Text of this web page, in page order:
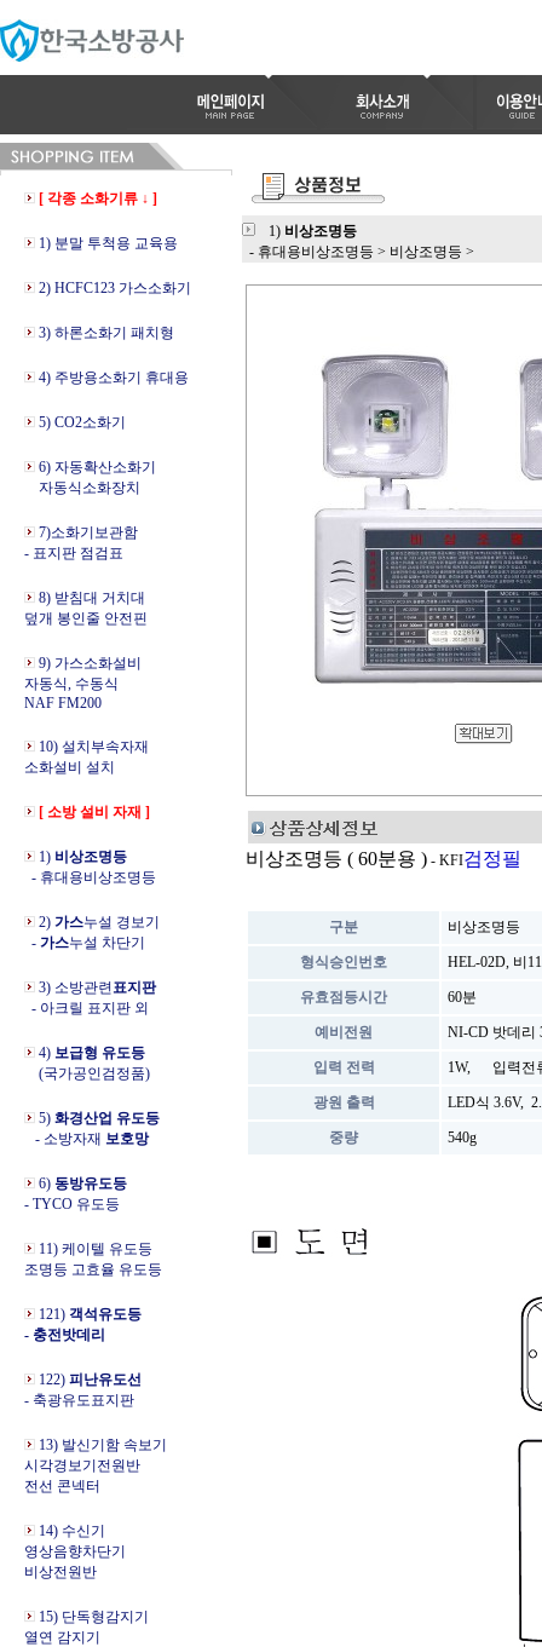
[ 각종 소화기류 ↓ ]
1) 분말 투척용 교육용
2) HCFC123 가스소화기
3) 하론소화기 패치형
4) 주방용소화기 휴대용
5) CO2소화기
6) 자동확산소화기
자동식소화장치
7)소화기보관함
- 표지판 점검표
8) 받침대 거치대
덮개 봉인줄 안전핀
9) 가스소화설비
자동식, 수동식
NAF FM200
10) 설치부속자재
소화설비 설치
[ 소방 설비 자재 ]
1) 비상조명등
- 휴대용비상조명등
2) 가스누설 경보기
- 가스누설 차단기
3) 소방관련 표지판
- 아크릴 표지판 외
4) 보급형 유도등
(국가공인검정품)
5) 화경산업 유도등
- 소방자재 보호망
6) 동방유도등
- TYCO 유도등
11) 케이텔 유도등
조명등 고효율 유도등
121) 객석유도등
- 충전밧데리
122) 피난유도선
- 축광유도표지판
13) 발신기함 속보기
시각경보기전원반
전선 콘넥터
14) 수신기
영상음향차단기
비상전원반
15) 단독형감지기
열연 감지기
1) 비상조명등
- 휴대용비상조명등 > 비상조명등 >
비상조명등 ( 60분용 ) - KFI검정필
구분 비상조명등
형식승인번호 HEL-02D, 비
유효점등시간 60분
예비전원 NI-CD 밧데리
입력 전력 1W, 입력전
광원 출력 LED식 3.6V,
중량 540g